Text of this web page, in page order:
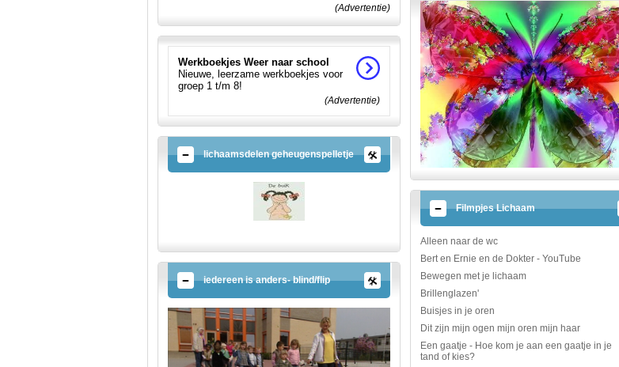
(Advertentie)
Werkboekjes Weer naar school
Nieuwe, leerzame werkboekjes voor
groep 1 t/m 8!
(Advertentie)
lichaamsdelen geheugenspelletje
iedereen is anders- blind/flip
Filmpjes Lichaam
Alleen naar de wc
Bert en Ernie en de Dokter - YouTube
Bewegen met je lichaam
Brillenglazen'
Buisjes in je oren
Dit zijn mijn ogen mijn oren mijn haar
Een gaatje - Hoe kom je aan een gaatje in je
tand of kies?